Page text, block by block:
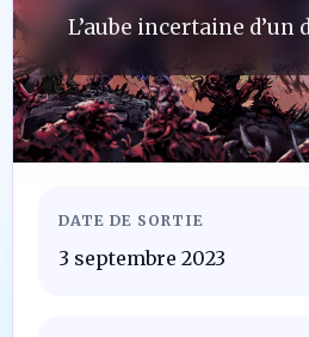
L’aube incertaine
DATE DE SORTIE
3 septembre 2023